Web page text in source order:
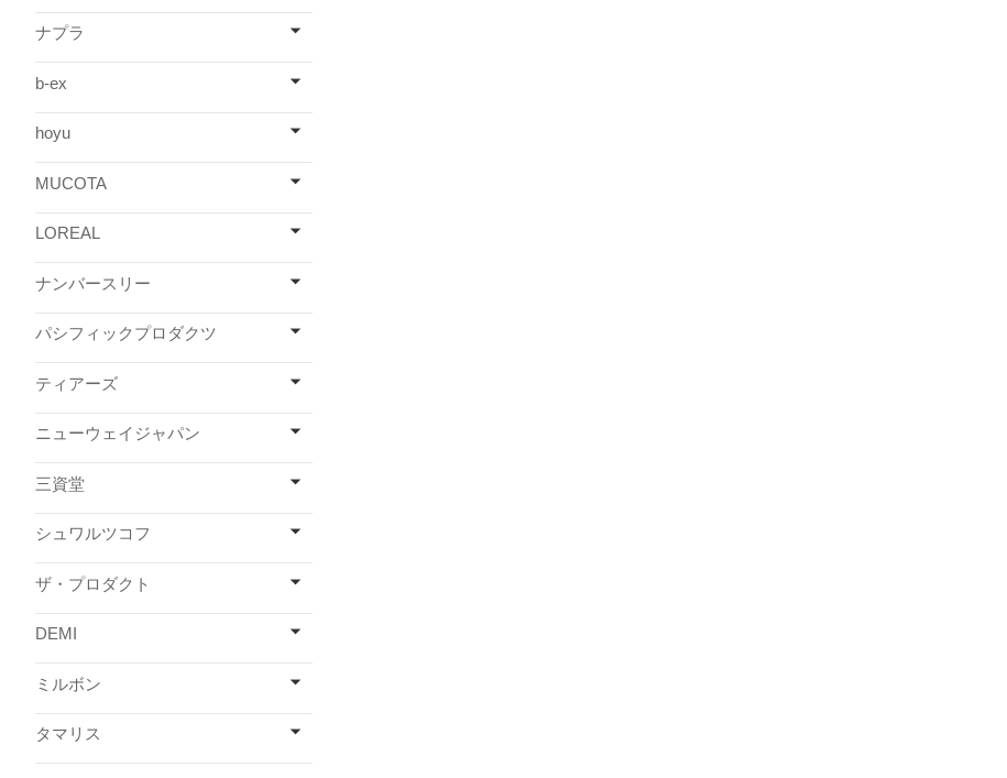
ナプラ
b-ex
hoyu
MUCOTA
LOREAL
ナンバースリー
パシフィックプロダクツ
ティアーズ
ニューウェイジャパン
三資堂
シュワルツコフ
ザ・プロダクト
DEMI
ミルボン
タマリス